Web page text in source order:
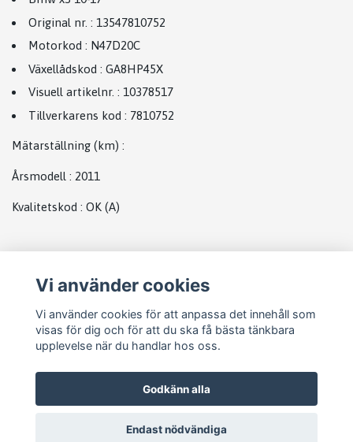
Original nr. : 13547810752
Motorkod : N47D20C
Växellådskod : GA8HP45X
Visuell artikelnr. : 10378517
Tillverkarens kod : 7810752
Mätarställning (km) :
Årsmodell : 2011
Kvalitetskod : OK (A)
Vi använder cookies
Vi använder cookies för att anpassa det innehåll som
visas för dig och för att du ska få bästa tänkbara
upplevelse när du handlar hos oss.
Godkänn alla
Endast nödvändiga